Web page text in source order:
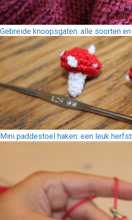
Gebreide knoopsgaten: alle soorten
Mini paddestoel haken: een leuk